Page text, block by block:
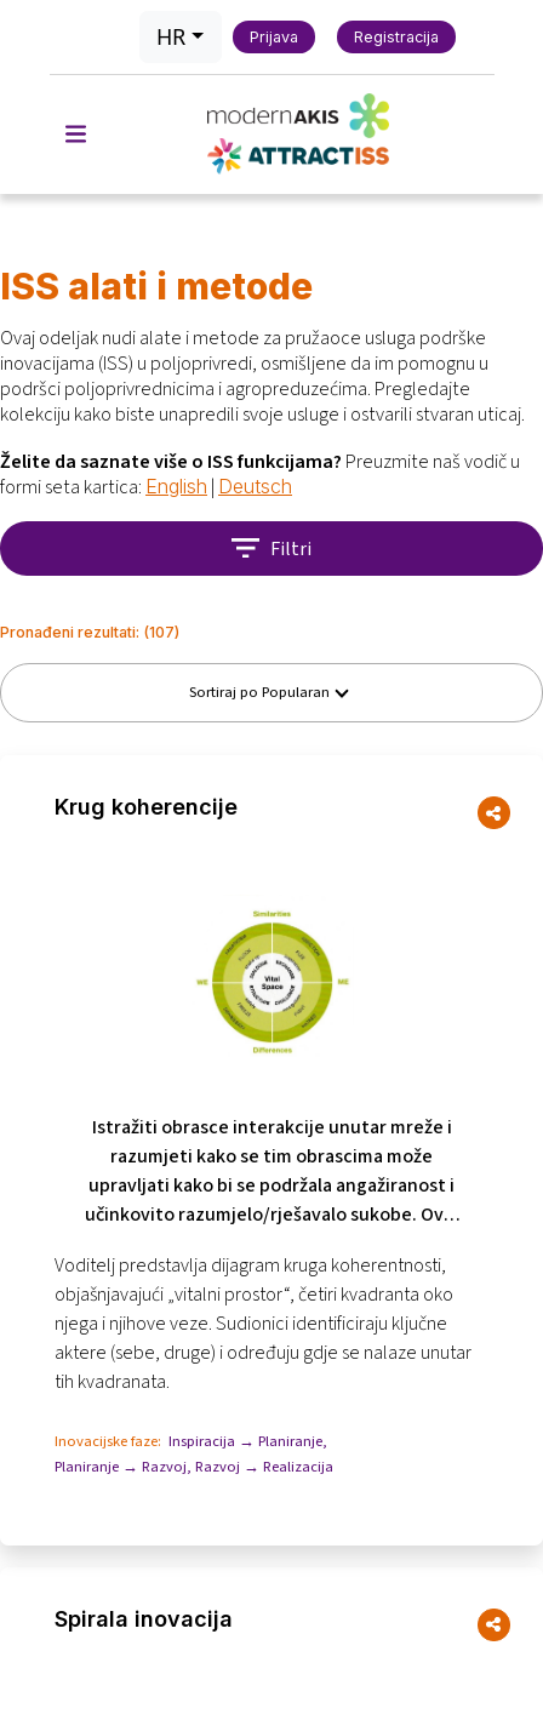
HR Prijava Registracija
ISS alati i metode
Ovaj odeljak nudi alate i metode za pružaoce usluga podrške
inovacijama (ISS) u poljoprivredi, osmišljene da im pomognu u
podršci poljoprivrednicima i agropreduzećima. Pregledajte
kolekciju kako biste unapredili svoje usluge i ostvarili stvaran uticaj.
Želite da saznate više o ISS funkcijama? Preuzmite naš vodič u
formi seta kartica: English | Deutsch
Filtri
Pronađeni rezultati: (107)
Sortiraj po Popularan
Krug koherencije
Istražiti obrasce interakcije unutar mreže i
razumjeti kako se tim obrascima može
upravljati kako bi se podržala angažiranost i
učinkovito razumjelo/rješavalo sukobe. Ovaj
jedni s drugima.
Voditelj predstavlja dijagram kruga koherentnosti,
objašnjavajući „vitalni prostor“, četiri kvadranta oko
njega i njihove veze. Sudionici identificiraju ključne
aktere (sebe, druge) i određuju gdje se nalaze unutar
tih kvadranata.
Inovacijske faze: Inspiracija → Planiranje,
Planiranje → Razvoj, Razvoj → Realizacija
Spirala inovacija